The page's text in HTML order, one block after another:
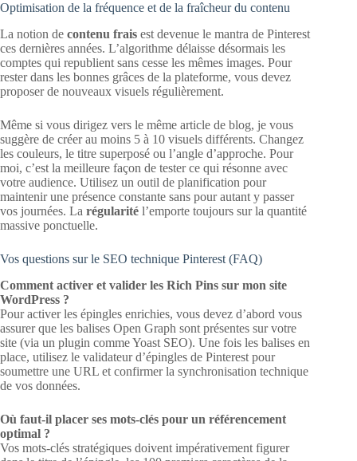
Optimisation de la fréquence et de la fraîcheur du contenu
La notion de contenu frais est devenue le mantra de Pinterest
ces dernières années. L’algorithme délaisse désormais les
comptes qui republient sans cesse les mêmes images. Pour
rester dans les bonnes grâces de la plateforme, vous devez
proposer de nouveaux visuels régulièrement.
Même si vous dirigez vers le même article de blog, je vous
suggère de créer au moins 5 à 10 visuels différents. Changez
les couleurs, le titre superposé ou l’angle d’approche. Pour
moi, c’est la meilleure façon de tester ce qui résonne avec
votre audience. Utilisez un outil de planification pour
maintenir une présence constante sans pour autant y passer
vos journées. La régularité l’emporte toujours sur la quantité
massive ponctuelle.
Vos questions sur le SEO technique Pinterest (FAQ)
Comment activer et valider les Rich Pins sur mon site
WordPress ?
Pour activer les épingles enrichies, vous devez d’abord vous
assurer que les balises Open Graph sont présentes sur votre
site (via un plugin comme Yoast SEO). Une fois les balises en
place, utilisez le validateur d’épingles de Pinterest pour
soumettre une URL et confirmer la synchronisation technique
de vos données.
Où faut-il placer ses mots-clés pour un référencement
optimal ?
Vos mots-clés stratégiques doivent impérativement figurer